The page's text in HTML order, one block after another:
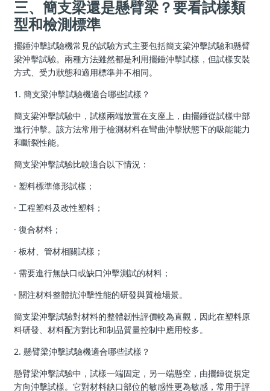
三、簡支梁還是懸臂梁？要看試樣類
型和檢測標準
擺錘沖擊試驗機常見的試驗方式主要包括簡支梁沖擊試驗和懸臂
梁沖擊試驗。兩種方法雖然都是利用擺錘沖擊試樣，但試樣安裝
方式、受力狀態和適用標準并不相同。
1. 簡支梁沖擊試驗機適合哪些試樣？
簡支梁沖擊試驗中，試樣兩端放置在支座上，由擺錘從試樣中部
進行沖擊。該方法常用于檢測材料在彎曲沖擊狀態下的吸能能力
和斷裂性能。
簡支梁沖擊試驗比較適合以下情況：
· 塑料標準條形試樣；
· 工程塑料及改性塑料；
· 復合材料；
· 板材、管材相關試樣；
· 需要進行無缺口或缺口沖擊測試的材料；
· 關注材料整體抗沖擊性能的研發與質檢場景。
簡支梁沖擊試驗對材料的整體韌性評價較為直觀，因此在塑料原
料研發、材料配方對比和制品質量控制中應用較多。
2. 懸臂梁沖擊試驗機適合哪些試樣？
懸臂梁沖擊試驗中，試樣一端固定，另一端懸空，由擺錘從規定
方向沖擊試樣。它對材料缺口部位的敏感性更為敏感，常用于評